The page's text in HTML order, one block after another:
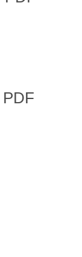
המרת פורמטים אחרים ל PDF